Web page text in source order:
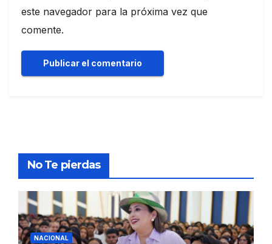
este navegador para la próxima vez que
comente.
No Te pierdas
NACIONAL